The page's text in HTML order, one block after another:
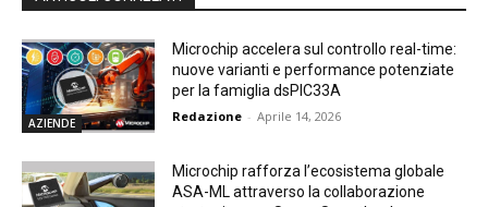
AZIENDE
Microchip accelera sul controllo real-time:
nuove varianti e performance potenziate
per la famiglia dsPIC33A
Redazione - Aprile 14, 2026
Microchip rafforza l’ecosistema globale
ASA-ML attraverso la collaborazione